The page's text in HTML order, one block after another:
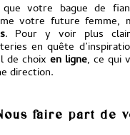
votre bague de
votre future femme,
. Pour y voir plus
en quête
de choix en ligne, ce qui
direction.
faire part de